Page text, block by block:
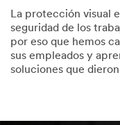
La protección visual
seguridad de los
por eso que hemos
sus empleados y
soluciones que